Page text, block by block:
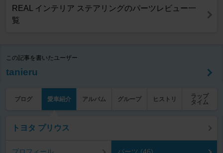
REAL インテリア ステアリングのパーツレビュー一
覧
この記事を書いたユーザー
tanieru
ブログ 愛車紹介 アルバム グループ ヒストリ
ラップ
タイム
トヨタ プリウス